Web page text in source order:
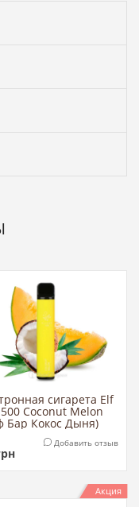
сигарета Elf
Coconut Melon
Бар Кокос Дыня)
Добавить отзыв
Акция